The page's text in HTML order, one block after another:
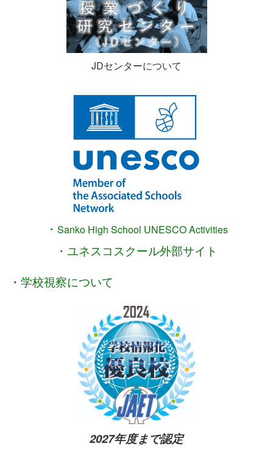
JDセンターについて
・ Sanko High School UNESCO Activities
・ユネスコスクール外部サイト
・ 学校視察について
2027年度まで認定